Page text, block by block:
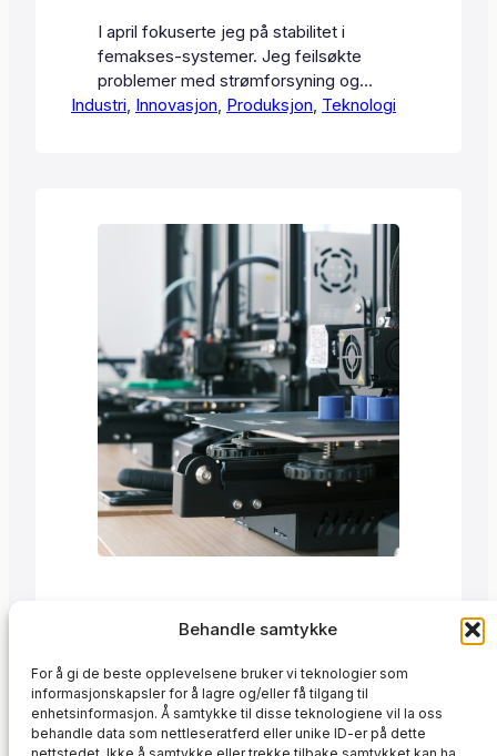
Behandle samtykke
For å gi de beste opplevelsene bruker vi teknologier som
informasjonskapsler for å lagre og/eller få tilgang til
enhetsinformasjon. Å samtykke til disse teknologiene vil la oss
behandle data som nettleseratferd eller unike ID-er på dette
I april fokuserte jeg på stabilitet i
femakses-systemer. Jeg feilsøkte
problemer med strømforsyning og
vurderte oppgraderinger for å få mer
komponentene. Et annet prosjekt var
3D-printing av tilpassede dyser for å
løse spesifikke utfordringer. Jeg…
Industri, Innovasjon, Produksjon, Teknologi
I oktober fokuserte jeg på å
optimalisere eksisterende systemer og
utvikle nye prototyper. Jeg oppdaget at
en komponent tok opp 5 mm mer plass
Innovasjon, Kundeprosjekter, Produktutvikling